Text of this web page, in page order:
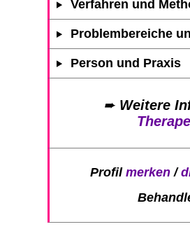
Verfahren und
Problembereiche
Person und Praxis
➨ Weitere
Profil merken/